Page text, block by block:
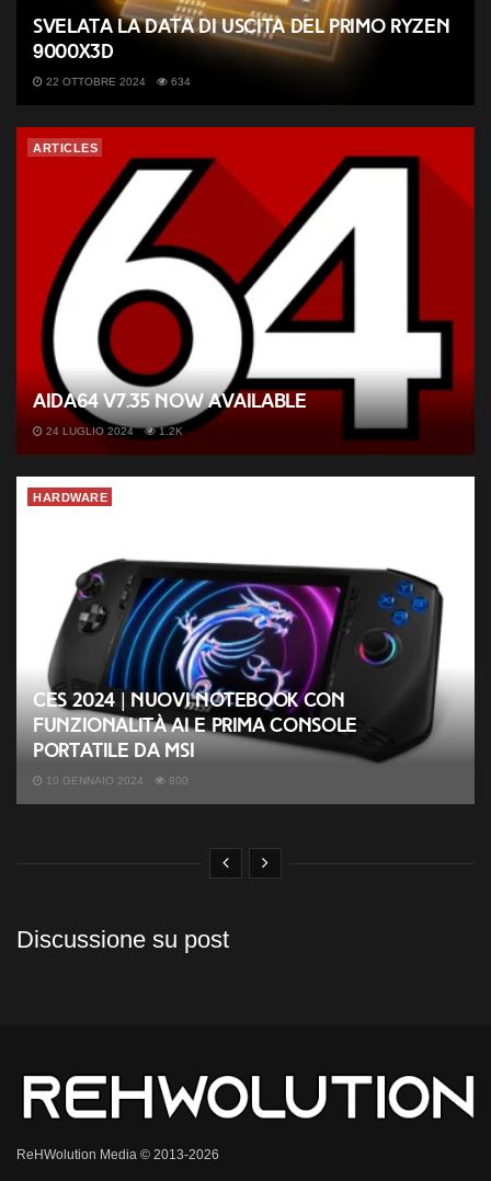
Svelata la data di uscita del primo Ryzen
9000X3D
22 OTTOBRE 2024 634
ARTICLES
AIDA64 v7.35 now available
24 LUGLIO 2024 1.2K
HARDWARE
CES 2024 | Nuovi notebook con
funzionalità AI e prima console
portatile da MSI
10 GENNAIO 2024 800
Discussione su post
ReHWolution Media © 2013-2026